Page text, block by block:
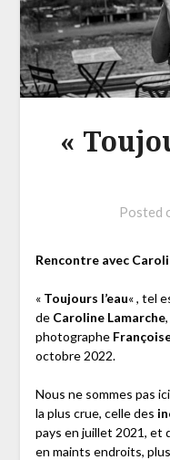
«
Posted
Rencontre avec
« Toujours l’eau« , tel
de Caroline Lamarche
photographe
octobre 2022.
Nous ne sommes pas
la plus crue, celle des
pays en juillet 2021, et
en maints endroits,